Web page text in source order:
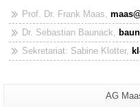
Prof. Dr. Frank Maas,
Dr. Sebastian Baunack,
Sekretariat: Sabine Klotter,
Seiten-
AG